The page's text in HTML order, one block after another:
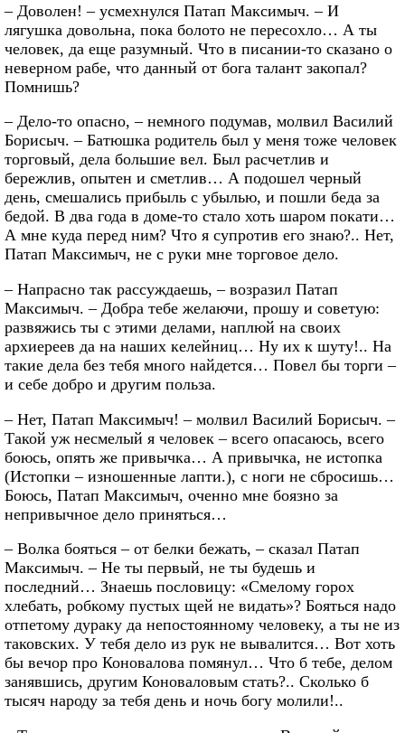
– Доволен! – усмехнулся Патап Максимыч. – И
лягушка довольна, пока болото не пересохло… А ты
человек, да еще разумный. Что в писании-то сказано о
неверном рабе, что данный от бога талант закопал?
Помнишь?
– Дело-то опасно, – немного подумав, молвил Василий
Борисыч. – Батюшка родитель был у меня тоже человек
торговый, дела большие вел. Был расчетлив и
бережлив, опытен и сметлив… А подошел черный
день, смешались прибыль с убылью, и пошли беда за
бедой. В два года в доме-то стало хоть шаром покати…
А мне куда перед ним? Что я супротив его знаю?.. Нет,
Патап Максимыч, не с руки мне торговое дело.
– Напрасно так рассуждаешь, – возразил Патап
Максимыч. – Добра тебе желаючи, прошу и советую:
развяжись ты с этими делами, наплюй на своих
архиереев да на наших келейниц… Ну их к шуту!.. На
такие дела без тебя много найдется… Повел бы торги –
и себе добро и другим польза.
– Нет, Патап Максимыч! – молвил Василий Борисыч. –
Такой уж несмелый я человек – всего опасаюсь, всего
боюсь, опять же привычка… А привычка, не истопка
(Истопки – изношенные лапти.), с ноги не сбросишь…
Боюсь, Патап Максимыч, оченно мне боязно за
непривычное дело приняться…
– Волка бояться – от белки бежать, – сказал Патап
Максимыч. – Не ты первый, не ты будешь и
последний… Знаешь пословицу: «Смелому горох
хлебать, робкому пустых щей не видать»? Бояться надо
отпетому дураку да непостоянному человеку, а ты не из
таковских. У тебя дело из рук не вывалится… Вот хоть
бы вечор про Коновалова помянул… Что б тебе, делом
занявшись, другим Коноваловым стать?.. Сколько б
тысяч народу за тебя день и ночь богу молили!..